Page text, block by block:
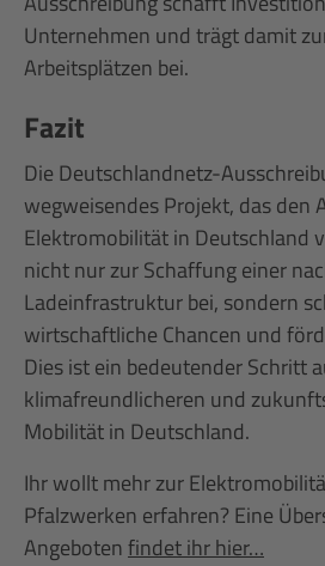
Unternehmen und trägt damit
Arbeitsplätzen bei.
Fazit
Die Deutschlandnetz-
wegweisendes Projekt, das den
Elektromobilität in Deutschland
nicht nur zur Schaffung einer
Ladeinfrastruktur bei, sondern
wirtschaftliche Chancen und
Dies ist ein bedeutender Schritt
klimafreundlicheren und
Mobilität in Deutschland.
Ihr wollt mehr zur
Pfalzwerken erfahren? Eine
Angebotenfindet ihr hier…